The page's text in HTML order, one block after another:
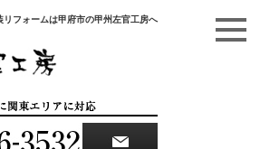
フォームは甲府市の甲州左官工房へ